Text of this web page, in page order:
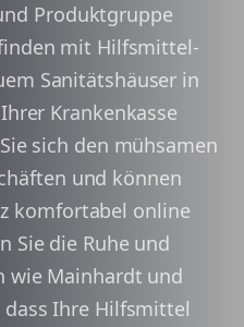
Produktgruppe
mit Hilfsmittel-
Sanitätshäuser in
Krankenkasse
sich den mühsamen
und können
komfortabel online
Sie die Ruhe und
wie Mainhardt und
Ihre Hilfsmittel